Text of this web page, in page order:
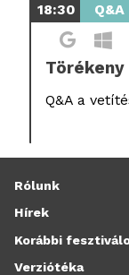
18:30 Q&A
Q&A a
Rólunk
Hírek
Korábbi
Verziótéka